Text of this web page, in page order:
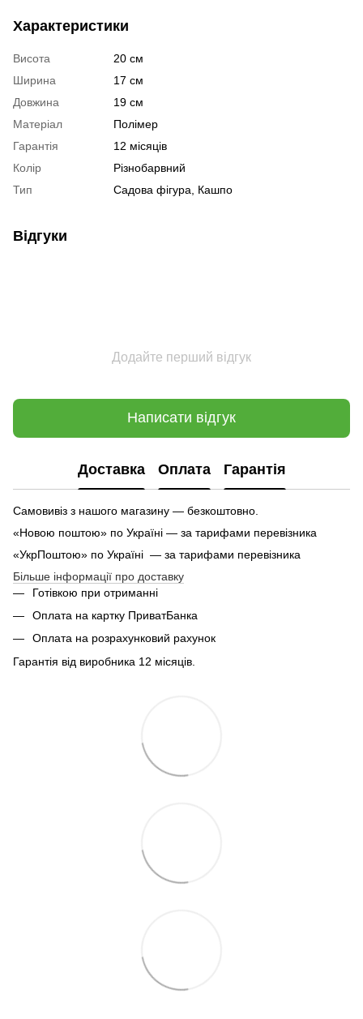
Характеристики
Висота
20 см
Ширина
17 см
Довжина
19 см
Матеріал
Полімер
Гарантія
12 місяців
Колір
Різнобарвний
Тип
Садова фігура, Кашпо
Відгуки
Додайте перший відгук
Написати відгук
Доставка Оплата Гарантія
Самовивіз з нашого магазину — безкоштовно.
«Новою поштою» по Україні — за тарифами перевізника
«УкрПоштою» по Україні — за тарифами перевізника
Більше інформації про доставку
Готівкою при отриманні
Оплата на картку ПриватБанка
Оплата на розрахунковий рахунок
Гарантія від виробника 12 місяців.